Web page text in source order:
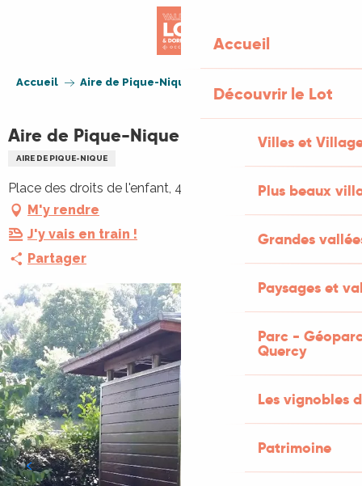
Accueil
Découvrir le Lot
Villes et
Plus beaux
Grandes
Paysages et
Parc -
Quercy
Les vignobles
Patrimoine
Accueil Aire de Pique-Nique
Aire de Pique-Nique
AIRE DE PIQUE-NIQUE
Place des droits de l'enfant, 46100 Figeac
M'y rendre
J'y vais en train !
Partager